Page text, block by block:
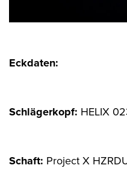
Eckdaten:
Schlägerkopf: HELIX
Schaft: Project X